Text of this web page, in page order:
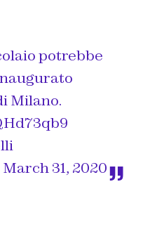
potrebbe
Milano.
March 31, 2020